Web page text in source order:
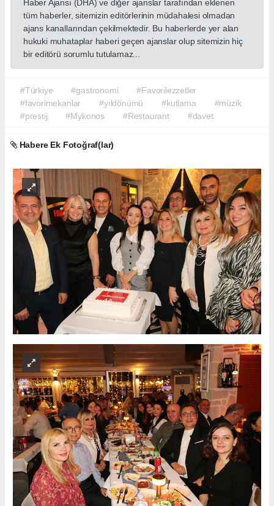
etti.
Favori Lezzetler Dergisi, 6 yıldır özgün tarifler, restoran
keşifleri, yerel üretici hikayeleri ve güncel lezzet trendleriyle
Türkiye’nin gastronomi kültürüne ışık tutmaya devam ediyor.
Haber Ajansı (DHA) ve diğer ajanslar tarafından eklenen
ajans kanallarından çekilmektedir. Bu haberlerde yer alan
hukuki muhataplar haberi geçen ajanslar olup sitemizin hiç
bir editörü sorumlu tutulamaz...
#Türkiye #gastronomi
#Favorilezzetler
#favorimekanlar
#yıldönümü #kutlama
#müzik
#prestij
#Mykonos #Restaurant #davet
Habere Ek Fotoğraf(lar)